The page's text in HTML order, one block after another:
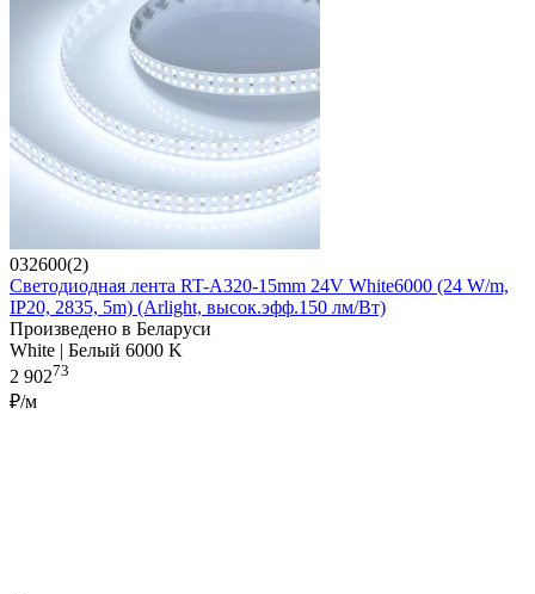
032600(2)
Светодиодная лента RT-A320-15mm 24V White6000 (24 W/m,
IP20, 2835, 5m) (Arlight, высок.эфф.150 лм/Вт)
Произведено в Беларуси
White | Белый 6000 K
2 90273
₽/м